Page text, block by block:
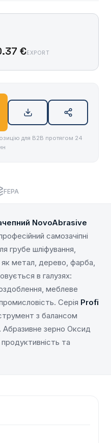
€EXPORT
для B2B протягом 24
FEPA
NovoAbrasive
самозачіпні
грубе шліфування,
як метал, дерево, фарба,
в галузях:
меблеве
Серія Profi
з балансом
Абразивне зерно Оксид
та